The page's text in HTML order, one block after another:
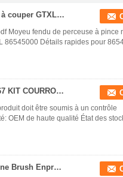
Clamp Drill Split Hub modifié pour la machine à couper GTXL 86545000
Moyeu fendu de perceuse à pince
86545000 Détails rapides pour
Coupeur automatique d'origine GTXL 586500067 KIT COURROIE AVEC RESSORT (Soufflantes Republic)
doit être soumis à un contrôle
de haute qualité État des
238500035 Coupeuse automatique GTXL Machine Brush Enprotec H# L00286-1D-31 (V5 MTR)